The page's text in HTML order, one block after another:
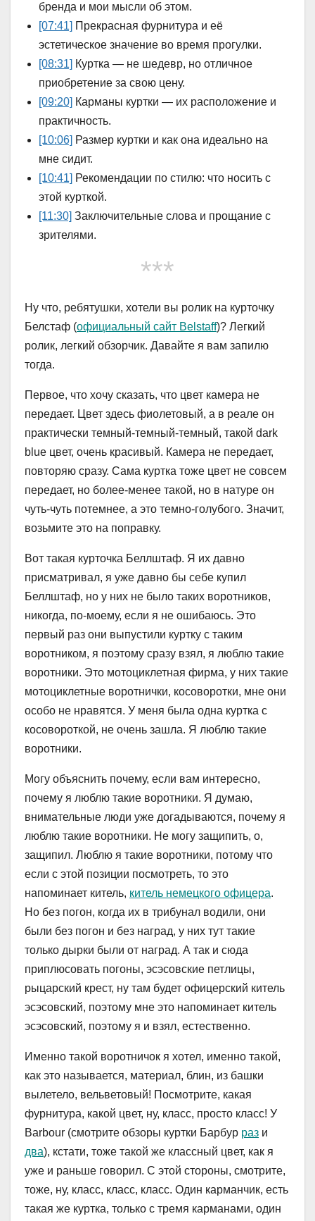
бренда и мои мысли об этом.
[07:41] Прекрасная фурнитура и её
эстетическое значение во время прогулки.
[08:31] Куртка — не шедевр, но отличное
приобретение за свою цену.
[09:20] Карманы куртки — их расположение и
практичность.
[10:06] Размер куртки и как она идеально на
мне сидит.
[10:41] Рекомендации по стилю: что носить с
этой курткой.
[11:30] Заключительные слова и прощание с
зрителями.
***
Ну что, ребятушки, хотели вы ролик на курточку
Белстаф (официальный сайт Belstaff)? Легкий
ролик, легкий обзорчик. Давайте я вам запилю
тогда.
Первое, что хочу сказать, что цвет камера не
передает. Цвет здесь фиолетовый, а в реале он
практически темный-темный-темный, такой dark
blue цвет, очень красивый. Камера не передает,
повторяю сразу. Сама куртка тоже цвет не совсем
передает, но более-менее такой, но в натуре он
чуть-чуть потемнее, а это темно-голубого. Значит,
возьмите это на поправку.
Вот такая курточка Беллштаф. Я их давно
присматривал, я уже давно бы себе купил
Беллштаф, но у них не было таких воротников,
никогда, по-моему, если я не ошибаюсь. Это
первый раз они выпустили куртку с таким
воротником, я поэтому сразу взял, я люблю такие
воротники. Это мотоциклетная фирма, у них такие
мотоциклетные воротнички, косоворотки, мне они
особо не нравятся. У меня была одна куртка с
косовороткой, не очень зашла. Я люблю такие
воротники.
Могу объяснить почему, если вам интересно,
почему я люблю такие воротники. Я думаю,
внимательные люди уже догадываются, почему я
люблю такие воротники. Не могу защипить, о,
защипил. Люблю я такие воротники, потому что
если с этой позиции посмотреть, то это
напоминает китель, китель немецкого офицера.
Но без погон, когда их в трибунал водили, они
были без погон и без наград, у них тут такие
только дырки были от наград. А так и сюда
приплюсовать погоны, эсэсовские петлицы,
рыцарский крест, ну там будет офицерский китель
эсэсовский, поэтому мне это напоминает китель
эсэсовский, поэтому я и взял, естественно.
Именно такой воротничок я хотел, именно такой,
как это называется, материал, блин, из башки
вылетело, вельветовый! Посмотрите, какая
фурнитура, какой цвет, ну, класс, просто класс! У
Barbour (cмотрите обзоры куртки Барбур раз и
два), кстати, тоже такой же классный цвет, как я
уже и раньше говорил. С этой стороны, смотрите,
тоже, ну, класс, класс, класс. Один карманчик, есть
такая же куртка, только с тремя карманами, один